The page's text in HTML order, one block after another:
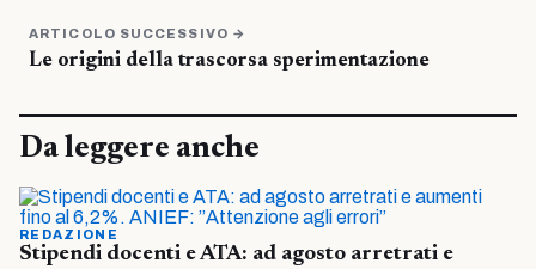
ARTICOLO SUCCESSIVO →
Le origini della trascorsa sperimentazione
Da leggere anche
REDAZIONE
Stipendi docenti e ATA: ad agosto arretrati e